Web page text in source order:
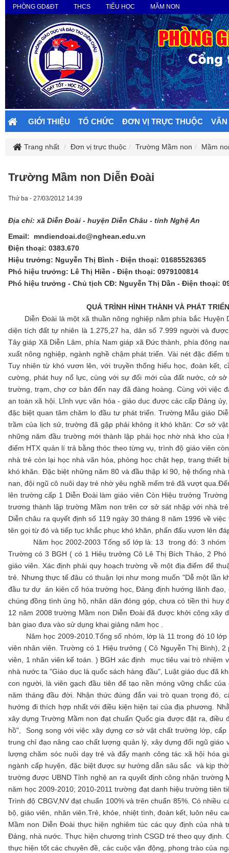
PHÒNG GD&ĐT THCS TIỂU HỌC MẦM NON
GIỚI THIỆU TỔ CHỨC ĐƠN VỊ TRỰC THUỘC
Trang nhất Đơn vị trực thuộc Trường Mầm non Mầm
Trường Mầm non Diễn Đoài
Thứ ba - 27/03/2012 14:39
Địa chỉ: xã Diễn Đoài - huyện Diễn Châu - tỉnh Nghệ An
Email: mndiendoai.dc@nghean.edu.vn
Điện thoại: 0383.670
Hiệu trưởng: Nguyễn Thị Bình - Điện thoại: 01685526365
Phó hiệu trưởng: Lê Thị Hiền - Điện thoại: 0979100814
Phó hiệu trưởng - Chủ tịch CĐ: Nguyễn Thị Dần - Điện thoại:
QUÁ TRÌNH HÌNH THÀNH VÀ PHÁT
Diễn Đoài là một xã thuần nông nghiệp nằm phía bắc Huyện
diện tích đất tự nhiên là 1.275,27 ha, dân số 7.999 người và
Tây giáp Xã Diễn Lâm, phía Nam giáp xã Đức thành, phía đông
xuất nông nghiệp, ngành nghề chậm phát triển. Vài nét đặc
Tuy nhiên từ khó vươn lên, với truyền thống hiếu học, đoàn kết,
cường, phát huy nổ lực, cùng với sự đổi mới của đất nước, cở
trường, trạm, chợ cơ bản đến nay đã đàng hoàng. Cùng với việc
an toàn xã hội. Lĩnh vực văn hóa - giáo dục được các cấp Đảng
đặc biệt quan tâm chăm lo đầu tư phát triển. Trường Mẫu giáo
trầm của lịch sử, trường đã gặp phải không ít khó khăn: Cơ sở
những năm đầu trường mới thành lập phải học nhờ nhà kho
điểm HTX quản lí trả bằng thóc theo từng vụ, trình độ giáo viên
nhà trẻ còn lại học nhà văn hóa, phòng học chật hẹp, trang thiết
khó khăn. Đặc biệt những năm 80 và đầu thập kỉ 90, hệ thống
nan, đội ngũ cô nuôi dạy trẻ nhờ yêu nghề mếm trẻ đã vượt
lên trường cấp 1 Diễn Đoài làm giáo viên Còn Hiệu trưởng
trương thành lập trường Mầm non trên cơ sở sát nhập với nhà
Diễn châu ra quyết định số 119 ngày 30 tháng 8 năm 1996 về
tên gọi từ đó và tiếp tục khắc phục khó khăn, phấn đấu vươn lên
Năm học 2002-2003 Tổng số lớp là: 13 trong đó: 3 nhóm
Trường có 3 BGH ( có 1 Hiêụ trưởng Cô Lê Thị Bích Thảo, 2
giáo viên. Xác định phải quy hoạch trường về một địa điểm để
trẻ. Nhưng thực tế đâu có thuận lợi như mong muốn "Dễ một lần
đầu tư dự án kiên cố hóa trường học, Đảng định hướng lãnh
chúng đồng tình ủng hộ, nhân dân đóng góp, chưa có tiền thì
12 năm 2008 trường Mầm non Diễn Đoài đã được khởi công xây
bàn giao đưa vào sử dụng khai giảng năm học .
Năm học 2009-2010.Tổng số nhóm, lớp là 11 trong đó 10 lớp
viên nhân viên. Trường có 1 Hiệu trưởng ( Cô Nguyễn Thị Bình),
viên, 1 nhân viên kế toán. ) BGH xác định mục tiêu vai trò
nhà nước ta "Giáo dục là quốc sách hàng đầu", Luật giáo dục đã
con người, là viên gạch đầu tiên để tạo nền móng vững chắc
năm tháng đầu đời. Nhận thức đúng đắn vai trò quan trọng
hướng đi thích hợp nhất với điều kiện hiện tại của địa phương.
xây dựng Trường Mầm non đạt chuẩn Quốc gia được đặt ra,
hồ", Song song với việc xây dựng cơ sở vật chất trường lớp,
trung chỉ đạo nâng cao chất lượng quản lý, xây dựng đổi ngũ
lượng chăm sóc nuôi dạy trẻ và đẩy mạnh công tác xã hội hóa
ngành cấp huyện, đặc biệt được sự hướng dẫn sâu sắc và kịp
trường được UBND Tỉnh nghệ an ra quyết định công nhận
năm học 2009-2010; 2010-2011 trường đạt danh hiệu trường tiên
Trình độ CBGV,NV đạt chuẩn 100% và trên chuẩn 85%. Có
bộ, giáo viên, nhân viên.Trẻ, khỏe, nhiệt tình, đoàn kết, luôn nêu
Mầm non Diễn Đoài thực hiện nghiêm túc các quy định của
Đảng, nhà nước. Thực hiện chương trình CSGD trẻ theo quy định.
thực hiện tốt các chuyên đề, các cuộc vận động, phong trào của